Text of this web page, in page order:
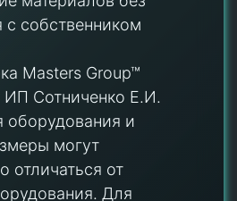
с собственником
Masters Group™
ИП Сотниченко Е.И.
и
могут
отличаться от
Для